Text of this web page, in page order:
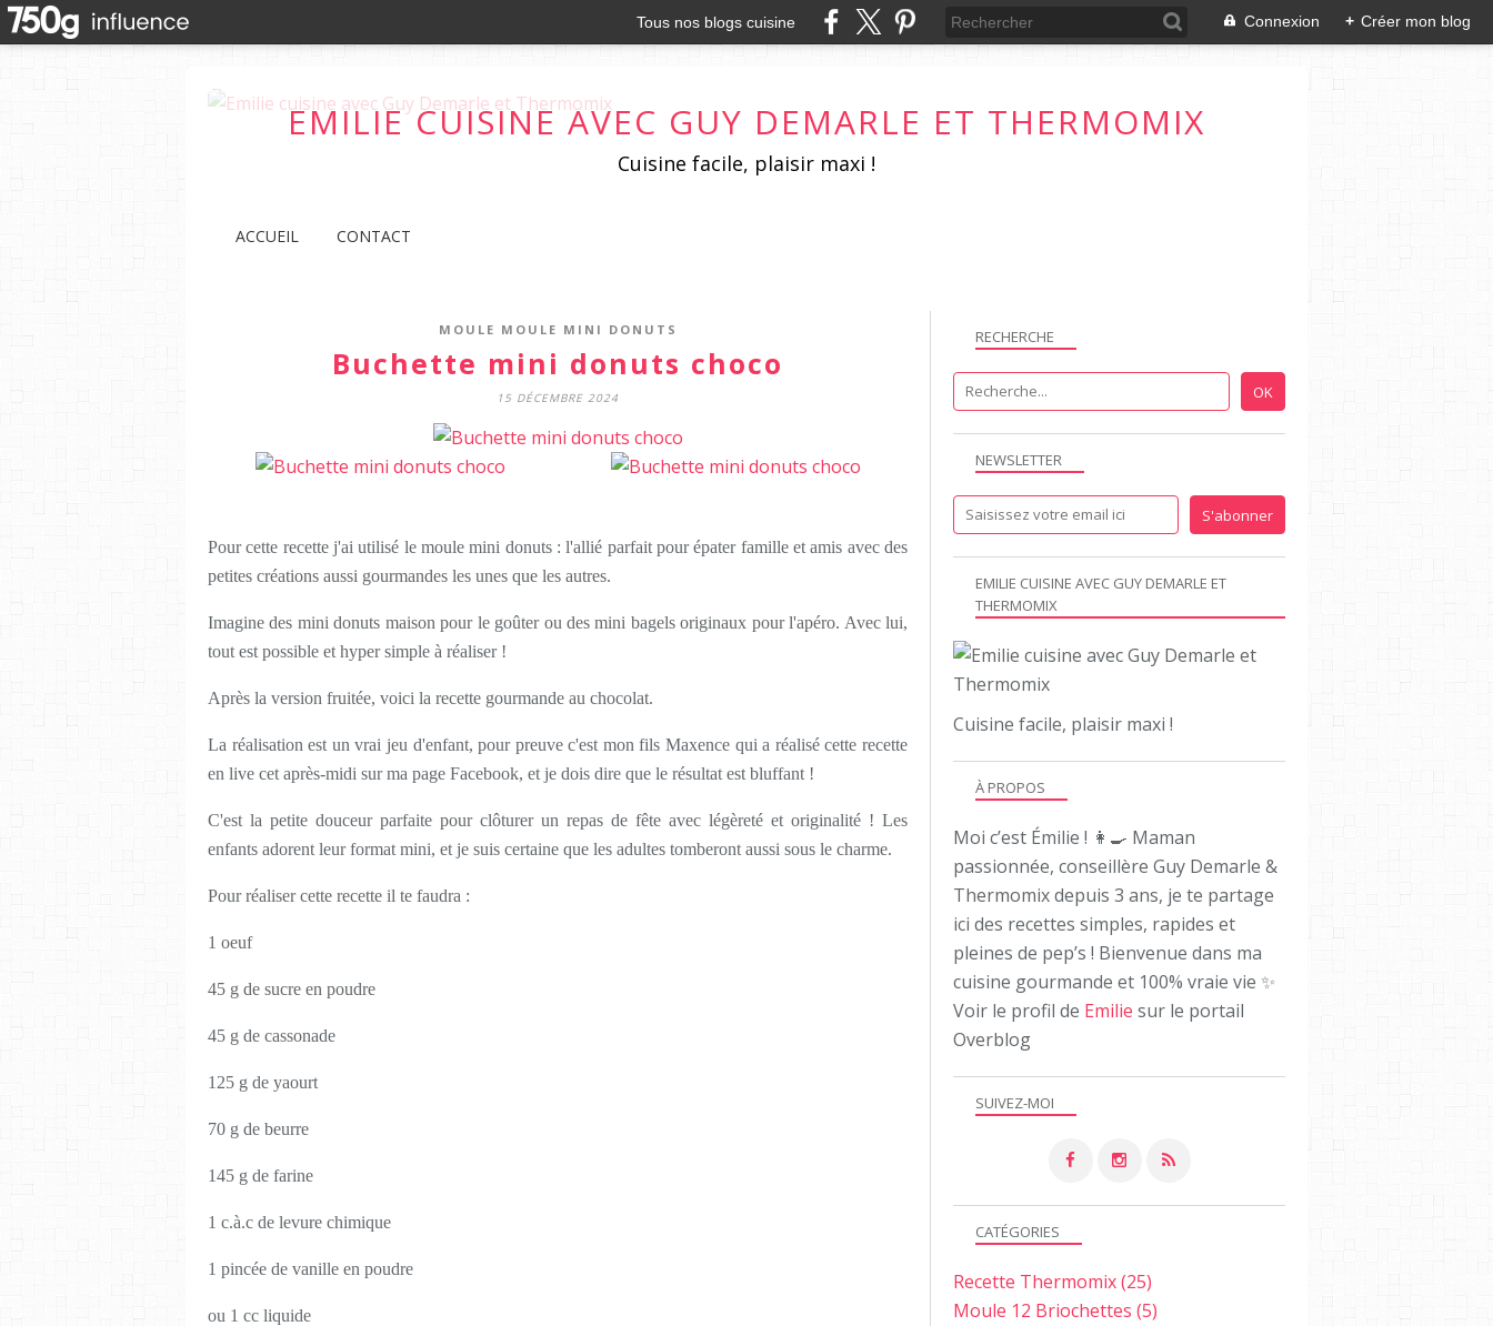
Tous nos blogs cuisine Connexion + Créer mon blog
EMILIE CUISINE AVEC GUY DEMARLE ET THERMOMIX
Cuisine facile, plaisir maxi !
ACCUEIL CONTACT
MOULE MOULE MINI DONUTS
Buchette mini donuts choco
15 DÉCEMBRE 2024
Pour cette recette j'ai utilisé le moule mini donuts : l'allié parfait pour épater famille et amis avec des
petites créations aussi gourmandes les unes que les autres.
Imagine des mini donuts maison pour le goûter ou des mini bagels originaux pour l'apéro. Avec lui,
tout est possible et hyper simple à réaliser !
Après la version fruitée, voici la recette gourmande au chocolat.
La réalisation est un vrai jeu d'enfant, pour preuve c'est mon fils Maxence qui a réalisé cette recette
en live cet après-midi sur ma page Facebook, et je dois dire que le résultat est bluffant !
C'est la petite douceur parfaite pour clôturer un repas de fête avec légèreté et originalité ! Les
enfants adorent leur format mini, et je suis certaine que les adultes tomberont aussi sous le charme.
Pour réaliser cette recette il te faudra :
1 oeuf
45 g de sucre en poudre
45 g de cassonade
125 g de yaourt
70 g de beurre
145 g de farine
1 c.à.c de levure chimique
1 pincée de vanille en poudre
ou 1 cc liquide
NEWSLETTER
SUIVEZ-MOI
RECHERCHE
EMILIE CUISINE AVEC GUY DEMARLE ET
THERMOMIX
Cuisine facile, plaisir maxi !
À PROPOS
Moi c’est Émilie ! 👩‍🍳 Maman
passionnée, conseillère Guy Demarle &
Thermomix depuis 3 ans, je te partage
ici des recettes simples, rapides et
pleines de pep’s ! Bienvenue dans ma
cuisine gourmande et 100% vraie vie ✨
Voir le profil de Emilie sur le portail
Overblog
CATÉGORIES
Recette Thermomix(25)
Moule 12 Briochettes (5)